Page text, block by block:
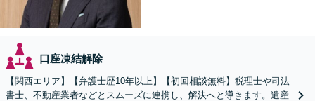
口座凍結解除
【関西エリア】【弁護士歴10年以上】【初回相談無料】税理士や司法
書士、不動産業者などとスムーズに連携し、解決へと導きます。遺産